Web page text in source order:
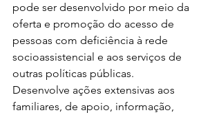
pode ser desenvolvido por meio da
oferta e promoção do acesso de
pessoas com deficiência à rede
socioassistencial e aos serviços de
outras políticas públicas.
Desenvolve ações extensivas aos
familiares, de apoio, informação,